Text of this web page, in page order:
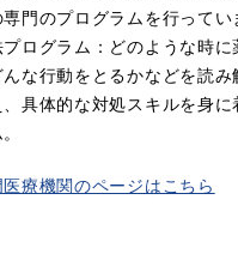
門のプログラムを行ってい
ログラム：どのような時に
な行動をとるかなどを読
具体的な対処スキルを身に
療機関のページはこちら